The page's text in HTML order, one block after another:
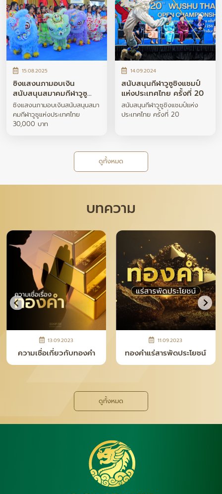
15.08.2025
ซิงแสงนภามอบเงิน
สนับสนุนสมาคมกีฬาวูซู
แห่งประเทศไทย 30,000
บาท
ซิงแสงนภามอบเงินสนับสนุนสมา
คมกีฬาวูซูแห่งประเทศไทย
30,000 บาท
14.09.2024
สนับสนุนกีฬาวูซูชิงแชมป์
แห่งประเทศไทย ครั้งที่ 20
สนับสนุนกีฬาวูซูชิงแชมป์แห่ง
ประเทศไทย ครั้งที่ 20
ดูทั้งหมด
บทความ
13.09.2023
ความเชื่อเกี่ยวกับทองคำ
11.09.2023
ทองคำแร่สารพัดประโยชน์
ดูทั้งหมด